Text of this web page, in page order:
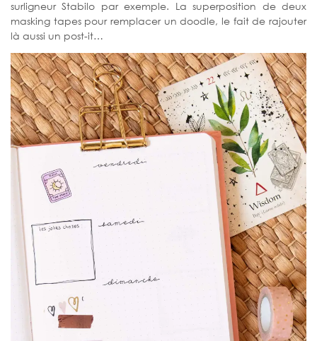
surligneur Stabilo par exemple. La superposition de deux
masking tapes pour remplacer un doodle, le fait de rajouter
là aussi un post-it…